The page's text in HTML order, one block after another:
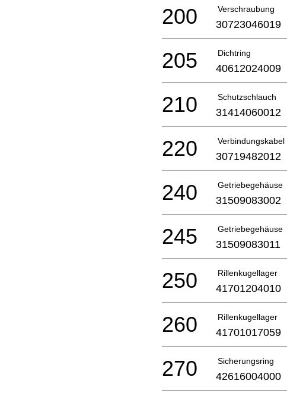
Verschraubung
200 30723046019
Dichtring
205 40612024009
Schutzschlauch
210 31414060012
Verbindungskabel
220 30719482012
Getriebegehäuse
240 31509083002
Getriebegehäuse
245 31509083011
Rillenkugellager
250 41701204010
Rillenkugellager
260 41701017059
Sicherungsring
270 42616004000